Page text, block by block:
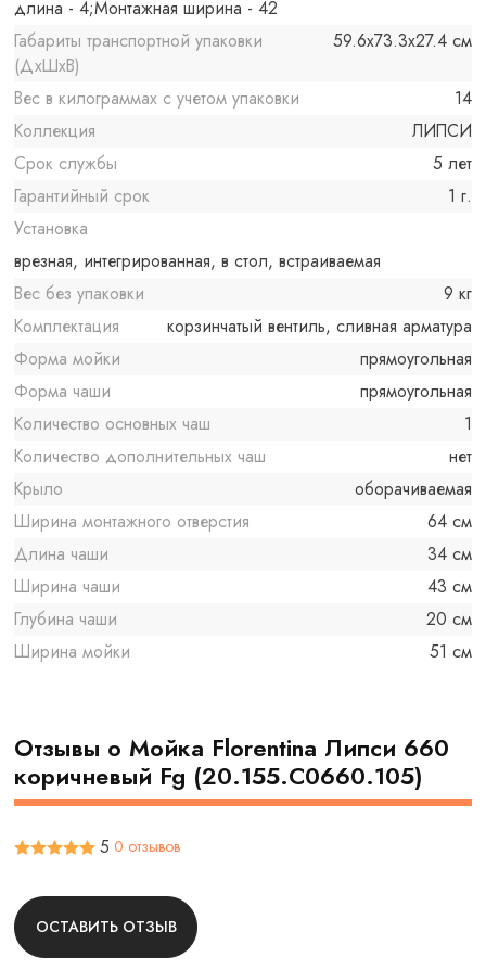
длина - 4;Монтажная ширина - 42
Габариты транспортной упаковки
(ДхШхВ)
59.6x73.3x27.4 см
Вес в килограммах с учетом упаковки
14
Коллекция
ЛИПСИ
Срок службы
5 лет
Гарантийный срок
1 г.
Установка
врезная, интегрированная, в стол, встраиваемая
Вес без упаковки
9 кг
Комплектация
корзинчатый вентиль, сливная арматура
Форма мойки
прямоугольная
Форма чаши
прямоугольная
Количество основных чаш
1
Количество дополнительных чаш
нет
Крыло
оборачиваемая
Ширина монтажного отверстия
64 см
Длина чаши
34 см
Ширина чаши
43 см
Глубина чаши
20 см
Ширина мойки
51 см
Отзывы о Мойка Florentina Липси 660
коричневый Fg (20.155.C0660.105)
5 0 отзывов
ОСТАВИТЬ ОТЗЫВ